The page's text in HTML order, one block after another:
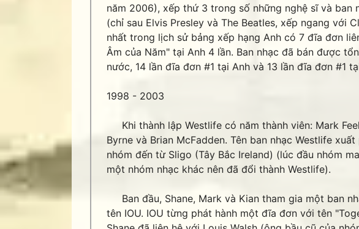
năm 2006), xếp thứ 3 trong số những nghệ sĩ và ban
(chỉ sau Elvis Presley và The Beatles, xếp ngang với
nhất trong lịch sử bảng xếp hạng Anh có 7 đĩa đơn
Âm của Năm" tại Anh 4 lần. Ban nhạc đã bán được
nước, 14 lần đĩa đơn #1 tại Anh và 13 lần đĩa đơn #1
1998 - 2003
Khi thành lập Westlife có năm thành viên: Mark
Byrne và Brian McFadden. Tên ban nhạc Westlife
nhóm đến từ Sligo (Tây Bắc Ireland) (lúc đầu nhóm
một nhóm nhạc khác nên đã đổi thành Westlife).
Ban đầu, Shane, Mark và Kian tham gia một ban
tên IOU. IOU từng phát hành một đĩa đơn với tên